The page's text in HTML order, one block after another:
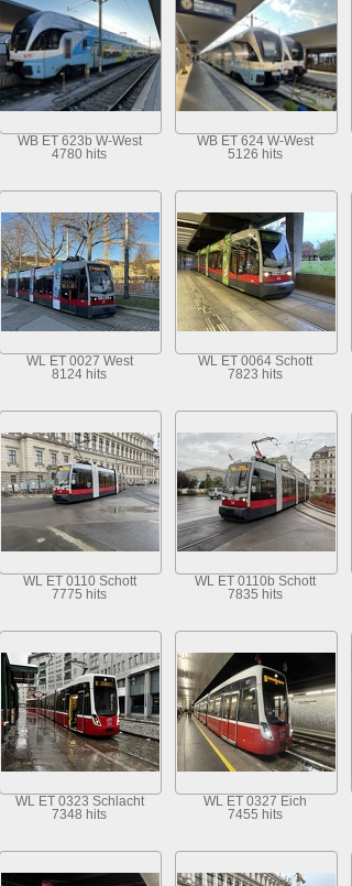
WB ET 623b W-West
4780 hits
WB ET 624 W-West
5126 hits
WL ET 0027 West
8124 hits
WL ET 0064 Schott
7823 hits
WL ET 0110 Schott
7775 hits
WL ET 0110b Schott
7835 hits
WL ET 0323 Schlacht
7348 hits
WL ET 0327 Eich
7455 hits